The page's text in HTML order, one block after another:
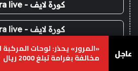
كورة لايف - koora live
كورة لايف - koora live
koora live عاجل «المرور» يحذر: لوحات المركبة
مخالفة بغرامة تبلغ 2000 ريال